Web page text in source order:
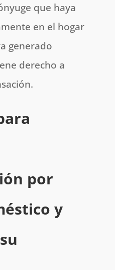
que haya
en el hogar
generado
derecho a
por
y